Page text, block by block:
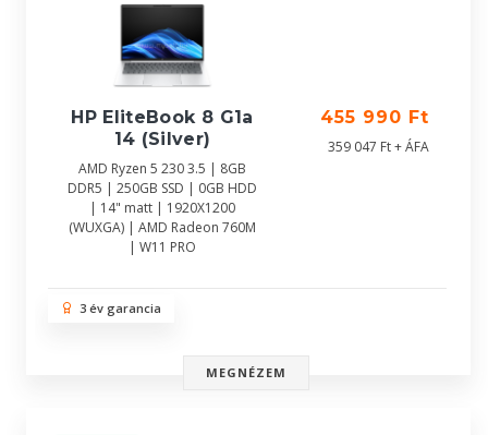
HP EliteBook 8 G1a
14 (Silver)
AMD Ryzen 5 230 3.5 | 8GB
DDR5 | 250GB SSD | 0GB HDD
| 14" matt | 1920X1200
(WUXGA) | AMD Radeon 760M
| W11 PRO
455 990 Ft
359 047 Ft + ÁFA
3 év garancia
MEGNÉZEM